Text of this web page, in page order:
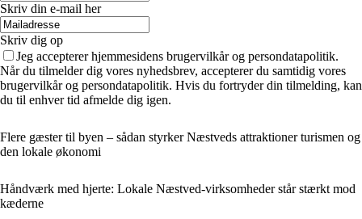
Skriv din e-mail her
Skriv dig op
Jeg accepterer hjemmesidens brugervilkår og persondatapolitik.
Når du tilmelder dig vores nyhedsbrev, accepterer du samtidig vores
brugervilkår og persondatapolitik. Hvis du fortryder din tilmelding, kan
du til enhver tid afmelde dig igen.
Flere gæster til byen – sådan styrker Næstveds attraktioner turismen og
den lokale økonomi
Håndværk med hjerte: Lokale Næstved-virksomheder står stærkt mod
kæderne